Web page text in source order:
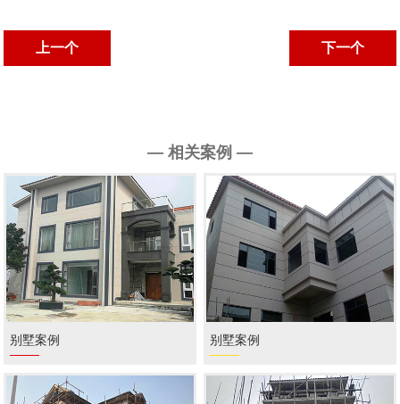
上一个 下一个
— 相关案例 —
别墅案例 别墅案例